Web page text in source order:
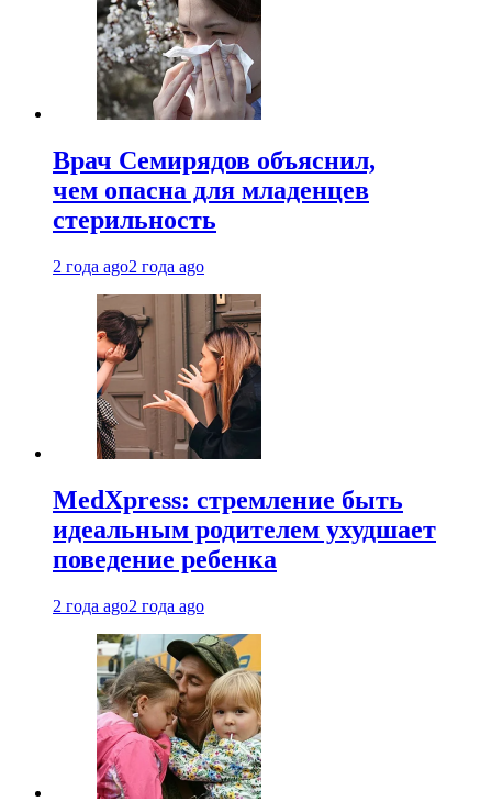
Врач Семирядов объяснил,
чем опасна для младенцев
стерильность
2 года ago2 года ago
MedXpress: стремление быть
идеальным родителем ухудшает
поведение ребенка
2 года ago2 года ago